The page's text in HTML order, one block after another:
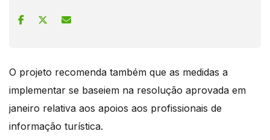
O projeto recomenda também que as medidas a
implementar se baseiem na resolução aprovada em
janeiro relativa aos apoios aos profissionais de
informação turística.